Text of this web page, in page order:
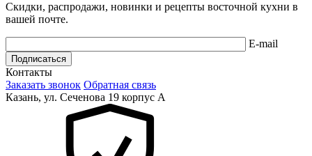
Скидки, распродажи, новинки и рецепты восточной кухни в
вашей почте.
E-mail
Подписаться
Контакты
Заказать звонок Обратная связь
Казань, ул. Сеченова 19 корпус А